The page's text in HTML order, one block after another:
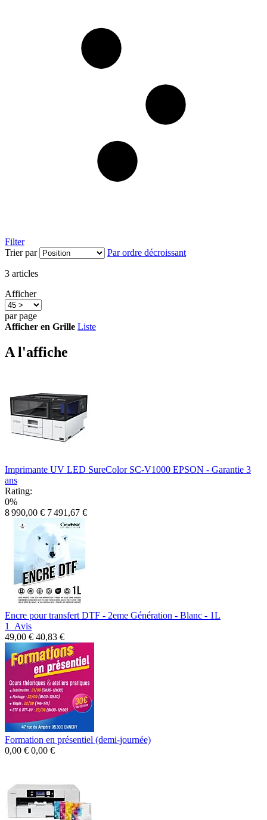
Filter
Trier par
Par ordre décroissant
3 articles
Afficher
par page
Afficher en Grille Liste
A l'affiche
Imprimante UV LED SureColor SC-V1000 EPSON - Garantie 3
ans
Rating:
0%
8 990,00 € 7 491,67 €
Encre pour transfert DTF - 2eme Génération - Blanc - 1L
1 Avis
49,00 € 40,83 €
Formation en présentiel (demi-journée)
0,00 € 0,00 €